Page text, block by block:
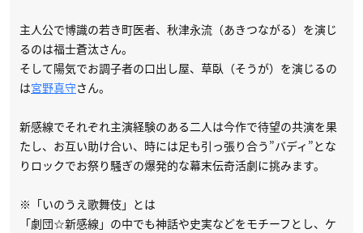
主人公で博識の若き町医者、秋津永流（あきつながる）を演じ
るのは福士蒼汰さん。
そして陽気でお調子者の口出し屋、草臥（そうが）を演じるの
は宮野真守さん。
新感線でそれぞれ主演経験のある二人は今作で待望の共演を果
たし、お互い助け合い、時には足も引っ張り合う”バディ”とな
りロックでお祭り騒ぎの爆発的な幕末伝奇活劇に挑みます。
※「いのうえ歌舞伎」とは
「劇団☆新感線」の中でも神話や史実などをモチーフとし、ケ